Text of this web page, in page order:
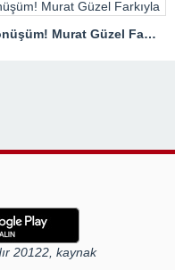
Sıradan Spor Değil, Kişiye Özel Dönüşüm! Murat Güzel Farkıyla
20122, kaynak